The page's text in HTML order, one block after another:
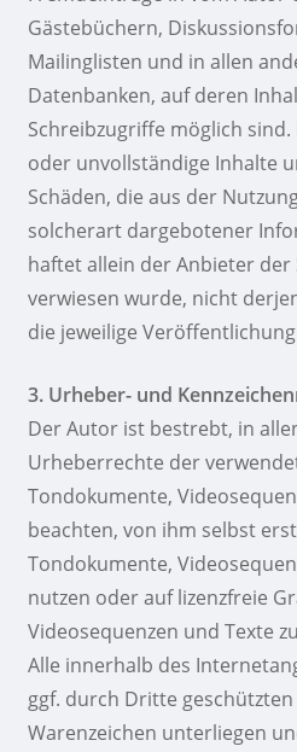
Gästebüchern,
Mailinglisten und in allen
Datenbanken, auf deren
Schreibzugriffe möglich
oder unvollständige Inhalte
Schäden, die aus der
solcherart dargebotener
haftet allein der Anbieter der
verwiesen wurde, nicht
die jeweilige
3. Urheber- und
Der Autor ist bestrebt, in
Urheberrechte der
Tondokumente,
beachten, von ihm selbst
Tondokumente,
nutzen oder auf lizenzfreie
Videosequenzen und Texte
Alle innerhalb des
ggf. durch Dritte
Warenzeichen unterliegen